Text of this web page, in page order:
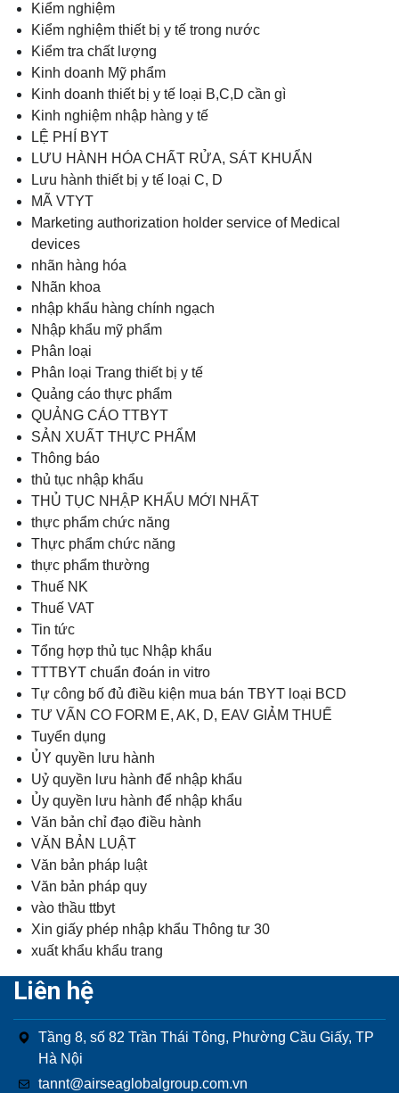
Kiểm nghiệm
Kiểm nghiệm thiết bị y tế trong nước
Kiểm tra chất lượng
Kinh doanh Mỹ phẩm
Kinh doanh thiết bị y tế loại B,C,D cần gì
Kinh nghiệm nhập hàng y tế
LỆ PHÍ BYT
LƯU HÀNH HÓA CHẤT RỬA, SÁT KHUẨN
Lưu hành thiết bị y tế loại C, D
MÃ VTYT
Marketing authorization holder service of Medical
devices
nhãn hàng hóa
Nhãn khoa
nhập khẩu hàng chính ngạch
Nhập khẩu mỹ phẩm
Phân loại
Phân loại Trang thiết bị y tế
Quảng cáo thực phẩm
QUẢNG CÁO TTBYT
SẢN XUẤT THỰC PHẨM
Thông báo
thủ tục nhập khẩu
THỦ TỤC NHẬP KHẨU MỚI NHẤT
thực phẩm chức năng
Thực phẩm chức năng
thực phẩm thường
Thuế NK
Thuế VAT
Tin tức
Tổng hợp thủ tục Nhập khẩu
TTTBYT chuẩn đoán in vitro
Tự công bố đủ điều kiện mua bán TBYT loại BCD
TƯ VẤN CO FORM E, AK, D, EAV GIẢM THUẾ
Tuyển dụng
ỦY quyền lưu hành
Uỷ quyền lưu hành để nhập khẩu
Ủy quyền lưu hành để nhập khẩu
Văn bản chỉ đạo điều hành
VĂN BẢN LUẬT
Văn bản pháp luật
Văn bản pháp quy
vào thầu ttbyt
Xin giấy phép nhập khẩu Thông tư 30
xuất khẩu khẩu trang
Liên hệ
Tầng 8, số 82 Trần Thái Tông, Phường Cầu Giấy, TP
Hà Nội
tannt@airseaglobalgroup.com.vn